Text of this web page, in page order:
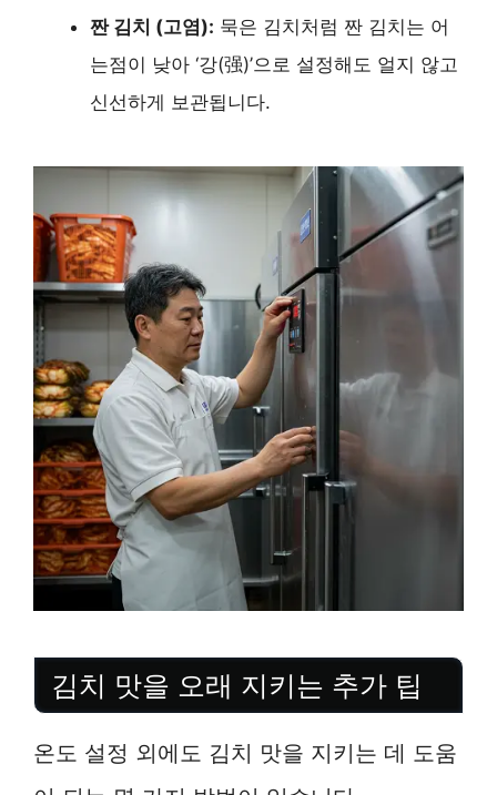
짠 김치 (고염): 묵은 김치처럼 짠 김치는 어
는점이 낮아 ‘강(强)’으로 설정해도 얼지 않고
신선하게 보관됩니다.
김치 맛을 오래 지키는 추가 팁
온도 설정 외에도 김치 맛을 지키는 데 도움